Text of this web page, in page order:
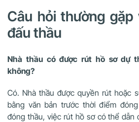
Câu hỏi thường gặp
đấu thầu
Nhà thầu có được rút hồ sơ dự
không?
Có. Nhà thầu được quyền rút hoặc
bằng văn bản trước thời điểm
đóng thầu, việc rút hồ sơ có thể dẫn